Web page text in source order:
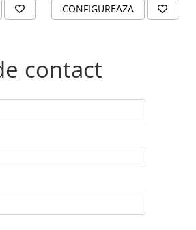
CONFIGUREAZA
contact